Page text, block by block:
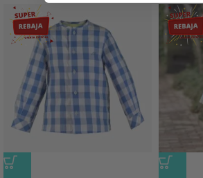
-47% -42%